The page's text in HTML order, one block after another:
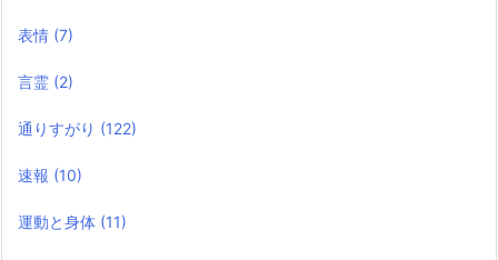
表情 (7)
言霊 (2)
通りすがり (122)
速報 (10)
運動と身体 (11)